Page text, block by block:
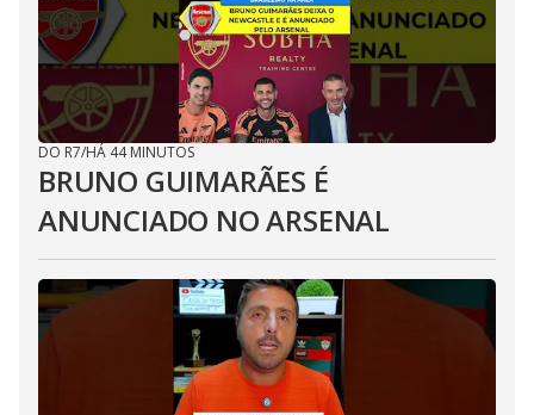
DO R7/HÁ 44 MINUTOS
BRUNO GUIMARÃES É
ANUNCIADO NO ARSENAL